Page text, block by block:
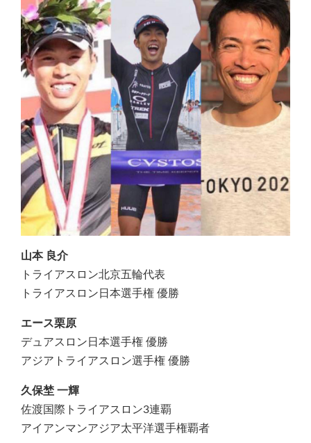
山本 良介
トライアスロン北京五輪代表
トライアスロン日本選手権 優勝
エース栗原
デュアスロン日本選手権 優勝
アジアトライアスロン選手権 優勝
久保埜 一輝
佐渡国際トライアスロン3連覇
アイアンマンアジア太平洋選手権覇者